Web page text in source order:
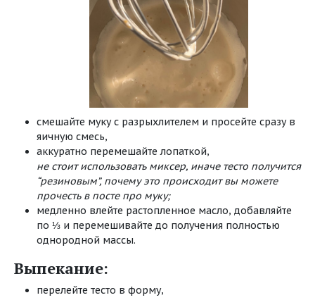
смешайте муку с разрыхлителем и просейте сразу в
яичную смесь,
аккуратно перемешайте лопаткой,
не стоит использовать миксер, иначе тесто получится
“резиновым”, почему это происходит вы можете
прочесть в посте про муку;
медленно влейте растопленное масло, добавляйте
по ⅓ и перемешивайте до получения полностью
однородной массы.
Выпекание:
перелейте тесто в форму,